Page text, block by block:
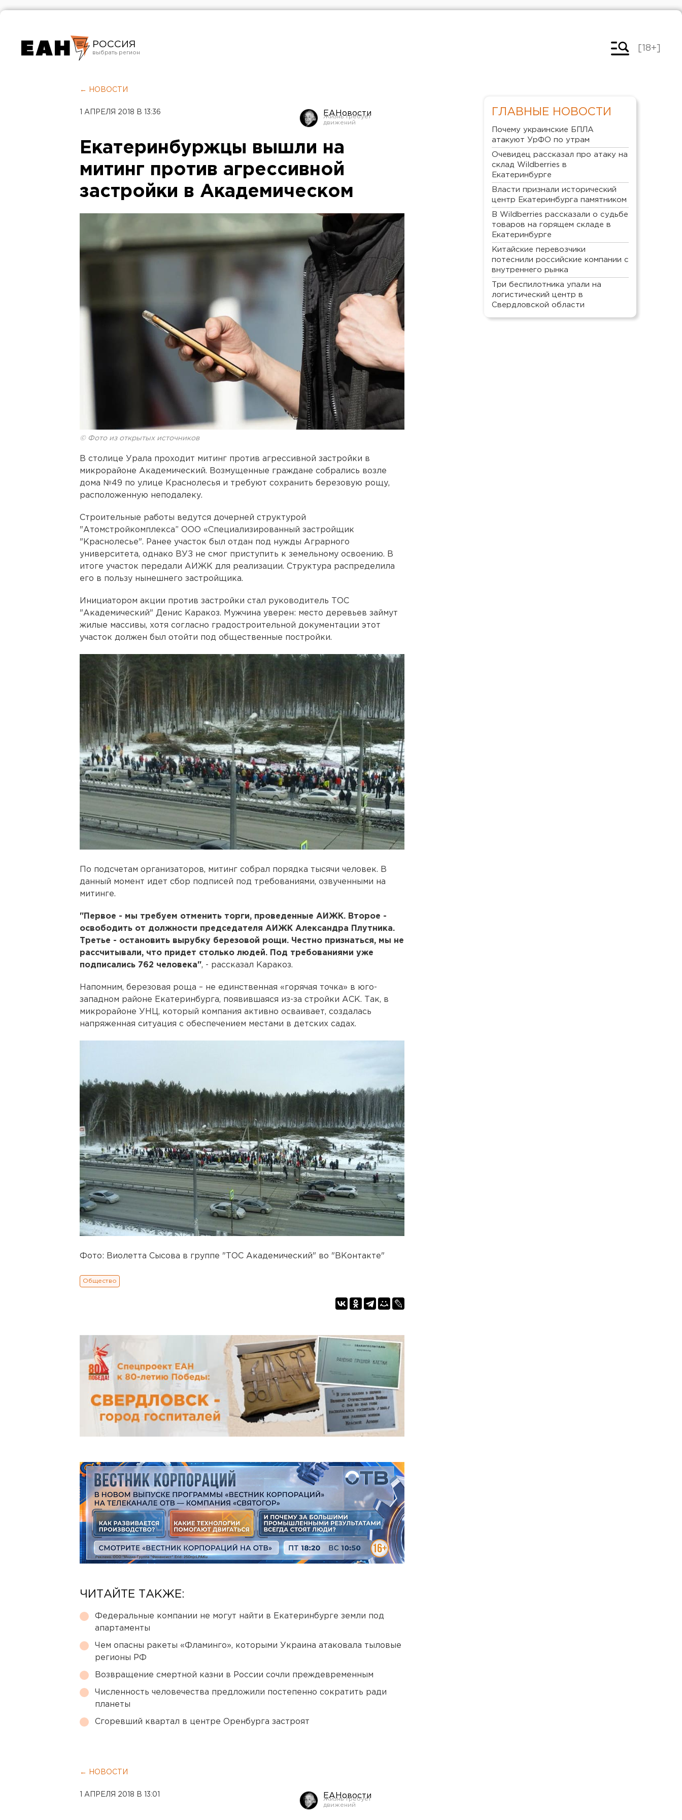
РОССИЯ
Челябинск
[18+]
← НОВОСТИ
1 АПРЕЛЯ 2018 В 13:36 ЕАНовости
Екатеринбуржцы вышли на
митинг против агрессивной
застройки в Академическом
© Фото из открытых источников
В столице Урала проходит митинг против агрессивной застройки в
микрорайоне Академический. Возмущенные граждане собрались возле
дома №49 по улице Краснолесья и требуют сохранить березовую рощу,
расположенную неподалеку.
Строительные работы ведутся дочерней структурой
"Атомстройкомплекса” ООО «Специализированный застройщик
"Краснолесье". Ранее участок был отдан под нужды Аграрного
университета, однако ВУЗ не смог приступить к земельному освоению. В
итоге участок передали АИЖК для реализации. Структура распределила
его в пользу нынешнего застройщика.
Инициатором акции против застройки стал руководитель ТОС
"Академический" Денис Каракоз. Мужчина уверен: место деревьев займут
жилые массивы, хотя согласно градостроительной документации этот
участок должен был отойти под общественные постройки.
По подсчетам организаторов, митинг собрал порядка тысячи человек. В
данный момент идет сбор подписей под требованиями, озвученными на
митинге.
"Первое - мы требуем отменить торги, проведенные АИЖК. Второе -
освободить от должности председателя АИЖК Александра Плутника.
Третье - остановить вырубку березовой рощи. Честно признаться, мы не
рассчитывали, что придет столько людей. Под требованиями уже
подписались 762 человека", - рассказал Каракоз.
Напомним, березовая роща – не единственная «горячая точка» в юго-
западном районе Екатеринбурга, появившаяся из-за стройки АСК. Так, в
микрорайоне УНЦ, который компания активно осваивает, создалась
напряженная ситуация с обеспечением местами в детских садах.
Фото: Виолетта Сысова в группе "ТОС Академический" во "ВКонтакте"
Общество
ЧИТАЙТЕ ТАКЖЕ:
Федеральные компании не могут найти в Екатеринбурге земли под
апартаменты
Чем опасны ракеты «Фламинго», которыми Украина атаковала тыловые
регионы РФ
Возвращение смертной казни в России сочли преждевременным
Численность человечества предложили постепенно сократить ради
планеты
Сгоревший квартал в центре Оренбурга застроят
← НОВОСТИ
1 АПРЕЛЯ 2018 В 13:01 ЕАНовости
ГЛАВНЫЕ НОВОСТИ
Почему украинские БПЛА
атакуют УрФО по утрам
Очевидец рассказал про атаку на
склад Wildberries в
Екатеринбурге
Власти признали исторический
центр Екатеринбурга памятником
В Wildberries рассказали о судьбе
товаров на горящем складе в
Екатеринбурге
Китайские перевозчики
потеснили российские компании с
внутреннего рынка
Три беспилотника упали на
логистический центр в
Свердловской области